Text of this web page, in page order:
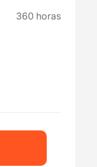
360 horas